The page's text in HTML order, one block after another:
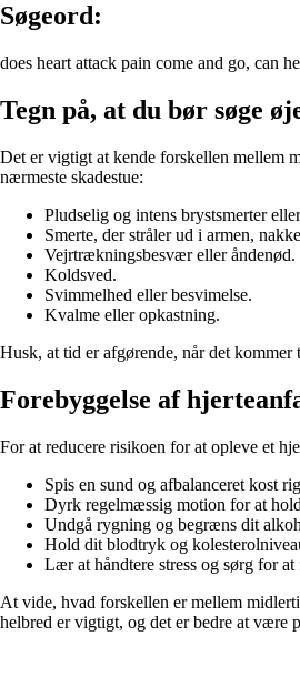
Søgeord:
does heart attack pain come and go, can
Tegn på, at du bør søge
Det er vigtigt at kende forskellen mellem
nærmeste skadestue:
Pludselig og intens brystsmerter
Smerte, der stråler ud i armen,
Vejrtrækningsbesvær eller åndenød.
Koldsved.
Svimmelhed eller besvimelse.
Kvalme eller opkastning.
Husk, at tid er afgørende, når det
Forebyggelse af
For at reducere risikoen for at opleve et
Spis en sund og afbalanceret kost
Dyrk regelmæssig motion for at
Undgå rygning og begræns dit
Hold dit blodtryk og
Lær at håndtere stress og sørg for
At vide, hvad forskellen er mellem
helbred er vigtigt, og det er bedre at være